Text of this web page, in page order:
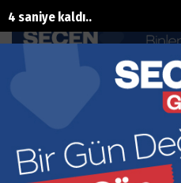
3 saniye kaldı..